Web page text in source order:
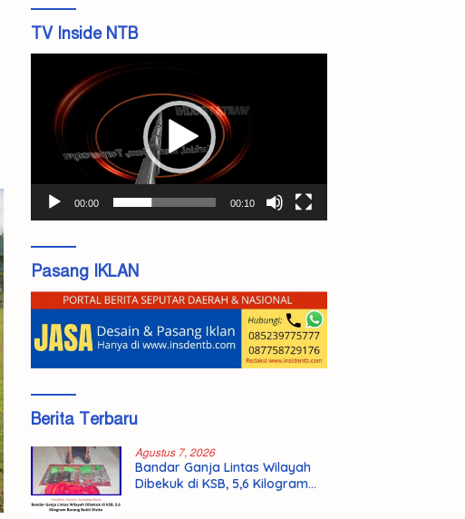
TV Inside NTB
00:00 00:10
Pasang IKLAN
Berita Terbaru
Agustus 7, 2026
Bandar Ganja Lintas Wilayah
Dibekuk di KSB, 5,6 Kilogram